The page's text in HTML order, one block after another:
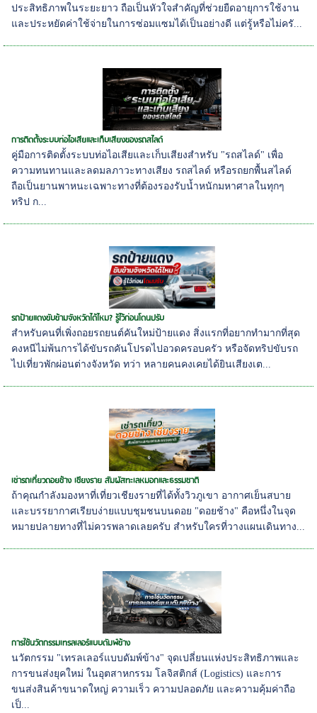
ประสิทธิภาพในระยะยาว ถือเป็นหัวใจสำคัญที่ช่วยยืดอายุการใช้งาน
และประหยัดค่าใช้จ่ายในการซ่อมแซมได้เป็นอย่างดี แต่รู้หรือไม่ครั...
การติดตั้งระบบท่อไอเสียและเก็บเสียงของรถสไลด์
คู่มือการติดตั้งระบบท่อไอเสียและเก็บเสียงสำหรับ "รถสไลด์" เพื่อ
ความทนทานและลดมลภาวะทางเสียง รถสไลด์ หรือรถยกพื้นสไลด์
ถือเป็นยานพาหนะเฉพาะทางที่ต้องรองรับน้ำหนักมหาศาลในทุกๆ
ทริป ก...
รถป้ายแดงขับข้ามจังหวัดได้ไหม? รู้ไว้ก่อนโดนปรับ
สำหรับคนที่เพิ่งถอยรถยนต์คันใหม่ป้ายแดง สิ่งแรกที่อยากทำมากที่สุด
คงหนีไม่พ้นการได้ขับรถคันโปรดไปอวดครอบครัว หรือจัดทริปขับรถ
ไปเที่ยวพักผ่อนต่างจังหวัด ทว่า หลายคนคงเคยได้ยินเสียงเต...
เช่ารถเที่ยวดอยช้าง เชียงราย สัมผัสทะเลหมอกและธรรมชาติ
ถ้าคุณกำลังมองหาที่เที่ยวเชียงรายที่ได้ทั้งวิวภูเขา อากาศเย็นสบาย
และบรรยากาศเรียบง่ายแบบชุมชนบนดอย "ดอยช้าง" คือหนึ่งในจุด
หมายปลายทางที่ไม่ควรพลาดเลยครับ สำหรับใครที่วางแผนเดินทาง...
การใช้นวัตกรรมเทรลเลอร์แบบดัมพ์ข้าง
นวัตกรรม "เทรลเลอร์แบบดัมพ์ข้าง" จุดเปลี่ยนแห่งประสิทธิภาพและ
การขนส่งยุคใหม่ ในอุตสาหกรรม โลจิสติกส์ (Logistics) และการ
ขนส่งสินค้าขนาดใหญ่ ความเร็ว ความปลอดภัย และความคุ้มค่าถือ
เป็...